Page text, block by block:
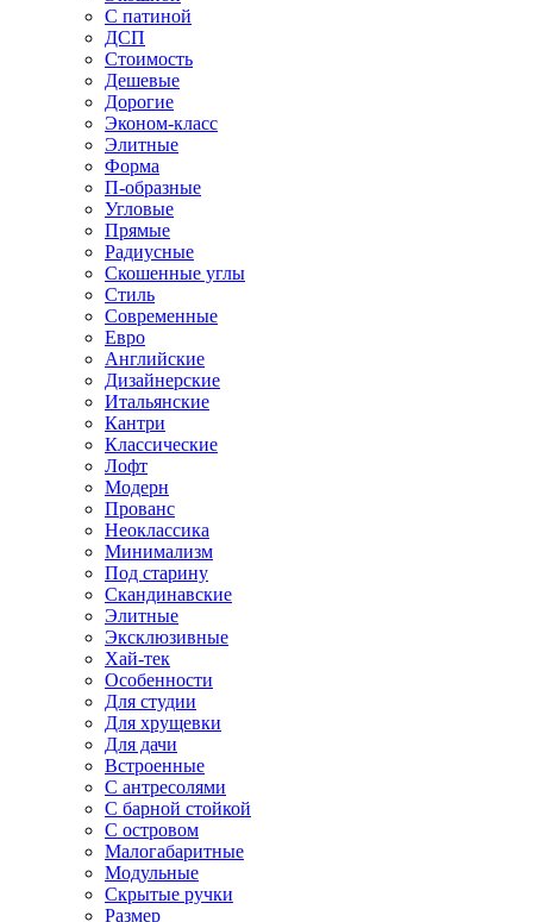
С патиной
ДСП
Стоимость
Дешевые
Дорогие
Эконом-класс
Элитные
Форма
П-образные
Угловые
Прямые
Радиусные
Скошенные углы
Стиль
Современные
Евро
Английские
Дизайнерские
Итальянские
Кантри
Классические
Лофт
Модерн
Прованс
Неоклассика
Минимализм
Под старину
Скандинавские
Элитные
Эксклюзивные
Хай-тек
Особенности
Для студии
Для хрущевки
Для дачи
Встроенные
С антресолями
С барной стойкой
С островом
Малогабаритные
Модульные
Скрытые ручки
Размер